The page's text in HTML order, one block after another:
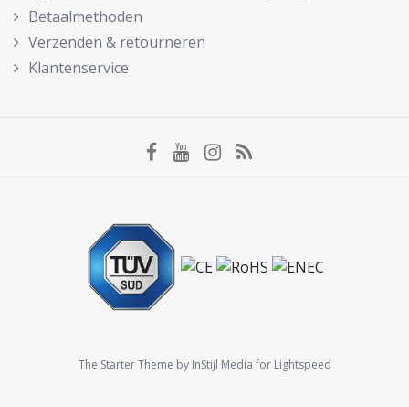
Betaalmethoden
Verzenden & retourneren
Klantenservice
The Starter Theme by InStijl Media for Lightspeed